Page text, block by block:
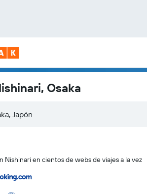
Osaka
Japón
Nishinari en cientos de webs de viajes a la vez